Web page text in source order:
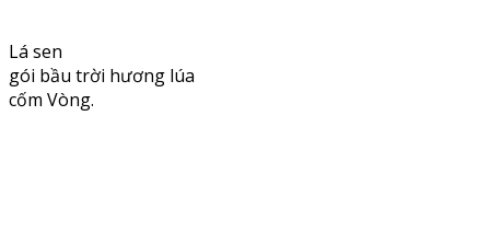
Lá sen
gói bầu trời hương lúa
cốm Vòng.